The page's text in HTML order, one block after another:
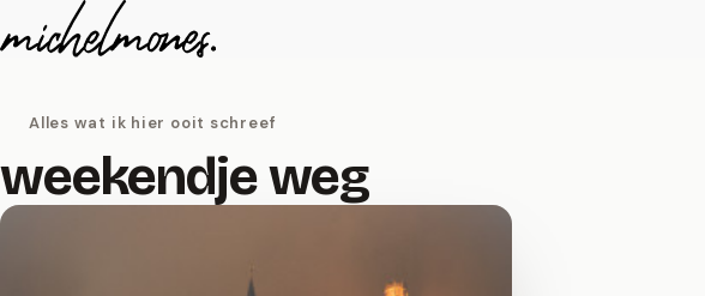
Naar de inhoud
Alles wat ik hier ooit schreef
weekendje weg